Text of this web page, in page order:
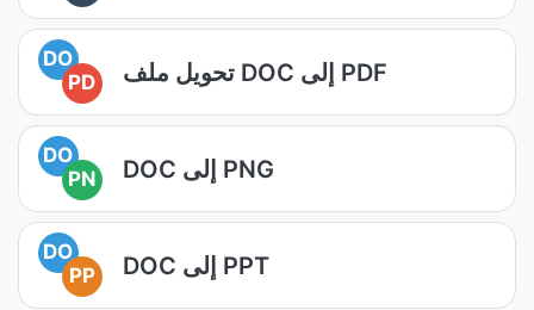
DO
PD
تحويل ملف DOC إلى PDF
DO
PN
DOC إلى PNG
DO
PP
DOC إلى PPT